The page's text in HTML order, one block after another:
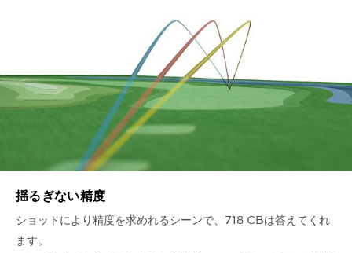
揺るぎない精度
ショットにより精度を求めれるシーンで、718 CBは答えてくれ
ます。